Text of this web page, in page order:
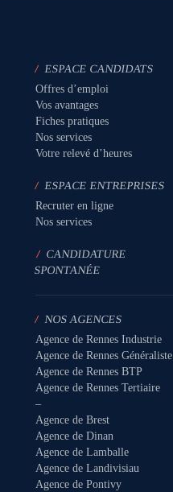
/ ESPACE CANDIDATS
Offres d’emploi
Vos avantages
Fiches pratiques
Nos services
Votre relevé d’heures
/ ESPACE ENTREPRISES
Recruter en ligne
Nos services
/ CANDIDATURE
SPONTANÉE
/ NOS AGENCES
Agence de Rennes Industrie
Agence de Rennes Généraliste
Agence de Rennes BTP
Agence de Rennes Tertiaire
–
Agence de Brest
Agence de Dinan
Agence de Lamballe
Agence de Landivisiau
Agence de Pontivy